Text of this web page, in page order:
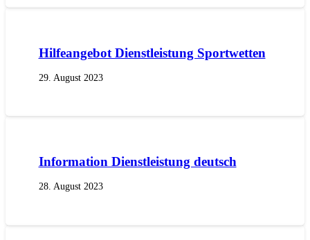
Hilfeangebot Dienstleistung Sportwetten
29. August 2023
Information Dienstleistung deutsch
28. August 2023